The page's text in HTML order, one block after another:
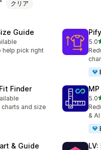
クリア
Guide
help pick right
5.0
合
Finder
and size
5.0
合
&
& Guide